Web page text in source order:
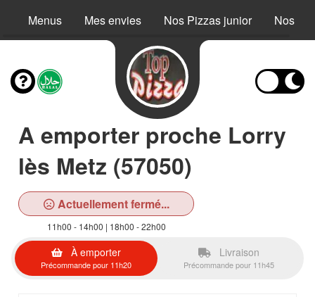
Menus Mes envies Nos Pizzas junior Nos
A emporter proche Lorry
lès Metz (57050)
Actuellement fermé...
11h00 - 14h00 | 18h00 - 22h00
À emporter
Précommande pour 11h20
Livraison
Précommande pour 11h45